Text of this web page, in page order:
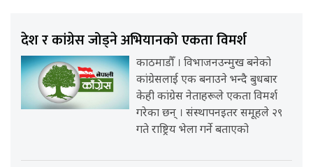
देश र कांग्रेस जोड्ने अभियानको एकता विमर्श
काठमाडौँ । विभाजनउन्मुख बनेको
कांग्रेसलाई एक बनाउने भन्दै बुधबार
केही कांग्रेस नेताहरूले एकता विमर्श
गरेका छन् । संस्थापनइतर समूहले २९
गते राष्ट्रिय भेला गर्ने बताएको